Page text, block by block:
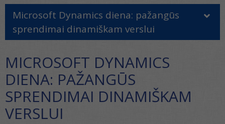
Microsoft Dynamics diena: pažangūs
sprendimai dinamiškam verslui
MICROSOFT DYNAMICS
DIENA: PAŽANGŪS
SPRENDIMAI DINAMIŠKAM
VERSLUI